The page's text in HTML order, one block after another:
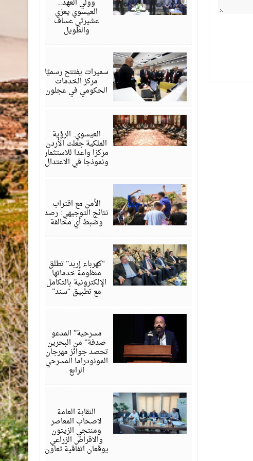
وولي العهد..
العيسوي يعزي
عشيرتي عساف
والطويل
سميرات يفتتح رسميًا
مركز الخدمات
الحكومي في عجلون
العيسوي: الرؤية
الملكية جعلت الأردن
مركزا واعدا للاستثمار
ونموذجا في الاعتدال
أغسطس
2026
الأمن مع اقتراب
نتائج التوجيهي: رصد
وضبط أي مخالفة
أغسطس
2026
“كهرباء إربد” تطلق
منظومة خدماتها
الإلكترونية بالتكامل
مع تطبيق “سند”
أغسطس
2026
مسرحية” المدعو
صدفة” من البحرين
تحصد جوائز مهرجان
المونودراما المسرحي
الرابع
أغسطس
2026
النقابة العامة
لاصحاب المعاصر
ومنتجي الزيتون
والاقراض الزراعي
يوقعان اتفاقية تعاون
أغسطس
2026